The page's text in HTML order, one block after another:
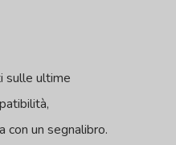
sulle ultime
con un segnalibro.